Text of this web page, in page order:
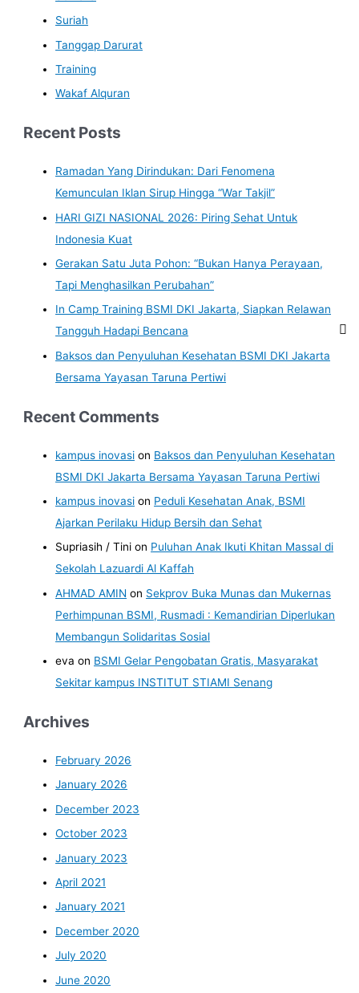
Suriah
Tanggap Darurat
Training
Wakaf Alquran
Recent Posts
Ramadan Yang Dirindukan: Dari Fenomena
Kemunculan Iklan Sirup Hingga “War Takjil”
HARI GIZI NASIONAL 2026: Piring Sehat Untuk
Indonesia Kuat
Gerakan Satu Juta Pohon: “Bukan Hanya Perayaan,
Tapi Menghasilkan Perubahan”
In Camp Training BSMI DKI Jakarta, Siapkan Relawan
Tangguh Hadapi Bencana
Baksos dan Penyuluhan Kesehatan BSMI DKI Jakarta
Bersama Yayasan Taruna Pertiwi
Recent Comments
kampus inovasi on Baksos dan Penyuluhan Kesehatan
BSMI DKI Jakarta Bersama Yayasan Taruna Pertiwi
kampus inovasi on Peduli Kesehatan Anak, BSMI
Ajarkan Perilaku Hidup Bersih dan Sehat
Supriasih / Tini on Puluhan Anak Ikuti Khitan Massal di
Sekolah Lazuardi Al Kaffah
AHMAD AMIN on Sekprov Buka Munas dan Mukernas
Perhimpunan BSMI, Rusmadi : Kemandirian Diperlukan
Membangun Solidaritas Sosial
eva on BSMI Gelar Pengobatan Gratis, Masyarakat
Sekitar kampus INSTITUT STIAMI Senang
Archives
February 2026
January 2026
December 2023
October 2023
January 2023
April 2021
January 2021
December 2020
July 2020
June 2020